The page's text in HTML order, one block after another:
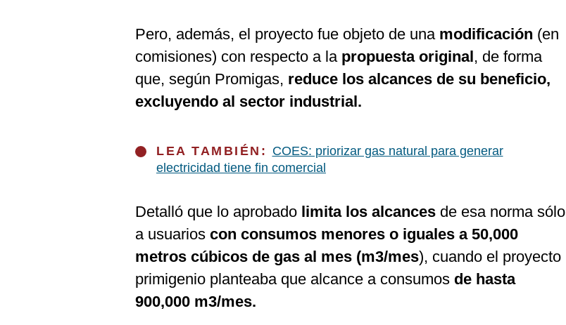
Pero, además, el proyecto fue objeto de una modificación (en
comisiones) con respecto a la propuesta original, de forma
que, según Promigas, reduce los alcances de su beneficio,
excluyendo al sector industrial.
LEA TAMBIÉN: COES: priorizar gas natural para generar
electricidad tiene fin comercial
Detalló que lo aprobado limita los alcances de esa norma sólo
a usuarios con consumos menores o iguales a 50,000
metros cúbicos de gas al mes (m3/mes), cuando el proyecto
primigenio planteaba que alcance a consumos de hasta
900,000 m3/mes.